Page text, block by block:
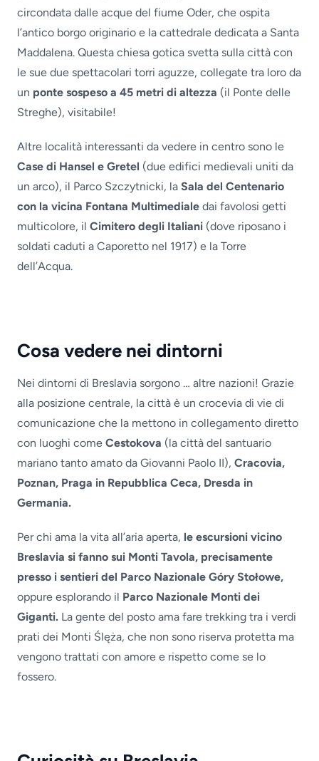
circondata dalle acque del fiume Oder, che ospita
l’antico borgo originario e la cattedrale dedicata a Santa
Maddalena. Questa chiesa gotica svetta sulla città con
le sue due spettacolari torri aguzze, collegate tra loro da
un ponte sospeso a 45 metri di altezza (il Ponte delle
Streghe), visitabile!
Altre località interessanti da vedere in centro sono le
Case di Hansel e Gretel (due edifici medievali uniti da
un arco), il Parco Szczytnicki, la Sala del Centenario
con la vicina Fontana Multimediale dai favolosi getti
multicolore, il Cimitero degli Italiani (dove riposano i
soldati caduti a Caporetto nel 1917) e la Torre
dell’Acqua.
Cosa vedere nei dintorni
Nei dintorni di Breslavia sorgono … altre nazioni! Grazie
alla posizione centrale, la città è un crocevia di vie di
comunicazione che la mettono in collegamento diretto
con luoghi come Cestokova (la città del santuario
mariano tanto amato da Giovanni Paolo II), Cracovia,
Poznan, Praga in Repubblica Ceca, Dresda in
Germania.
Per chi ama la vita all’aria aperta, le escursioni vicino
Breslavia si fanno sui Monti Tavola, precisamente
presso i sentieri del Parco Nazionale Góry Stołowe,
oppure esplorando il Parco Nazionale Monti dei
Giganti. La gente del posto ama fare trekking tra i verdi
prati dei Monti Ślęża, che non sono riserva protetta ma
vengono trattati con amore e rispetto come se lo
fossero.